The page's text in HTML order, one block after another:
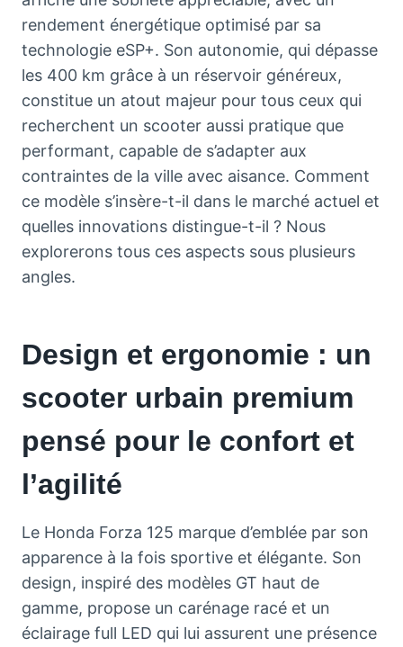
rendement énergétique optimisé par sa
technologie eSP+. Son autonomie, qui dépasse
les 400 km grâce à un réservoir généreux,
constitue un atout majeur pour tous ceux qui
recherchent un scooter aussi pratique que
performant, capable de s’adapter aux
contraintes de la ville avec aisance. Comment
ce modèle s’insère-t-il dans le marché actuel et
quelles innovations distingue-t-il ? Nous
explorerons tous ces aspects sous plusieurs
angles.
Design et ergonomie : un
scooter urbain premium
pensé pour le confort et
l’agilité
Le Honda Forza 125 marque d’emblée par son
apparence à la fois sportive et élégante. Son
design, inspiré des modèles GT haut de
gamme, propose un carénage racé et un
éclairage full LED qui lui assurent une présence